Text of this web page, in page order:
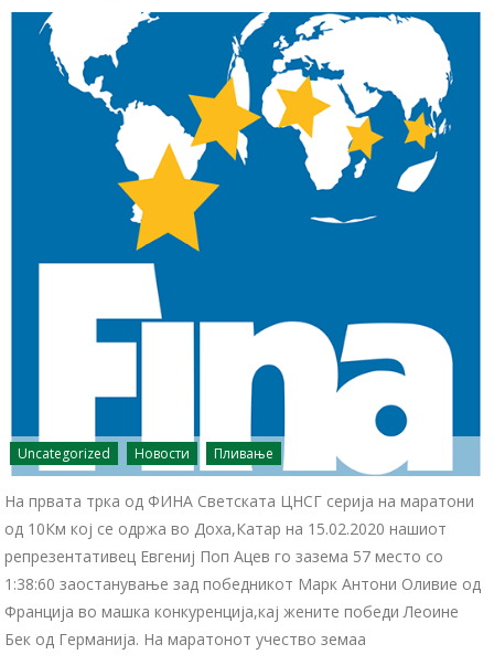
Uncategorized Новости Пливање
На првата трка од ФИНА Светската ЦНСГ серија на маратони
од 10Км кој се одржа во Доха,Катар на 15.02.2020 нашиот
репрезентативец Евгениј Поп Ацев го зазема 57 место со
1:38:60 заостанување зад победникот Марк Антони Оливие од
Франција во машка конкуренција,кај жените победи Леоине
Бек од Германија. На маратонот учество земаа